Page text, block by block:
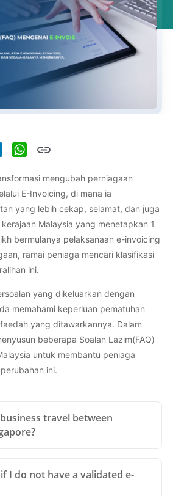
LinkedInWhatsApp
mengubah perniagaan
E-Invoicing, di mana ia
yang lebih cekap, selamat, dan juga
Malaysia yang menetapkan 1
bermulanya pelaksanaan e-invoicing
ramai peniaga mencari klasifikasi
ini.
yang dikeluarkan dengan
memahami keperluan pematuhan
yang ditawarkannya. Dalam
beberapa Soalan Lazim(FAQ)
untuk membantu peniaga
ini.
travel between
I do not have a validated e-